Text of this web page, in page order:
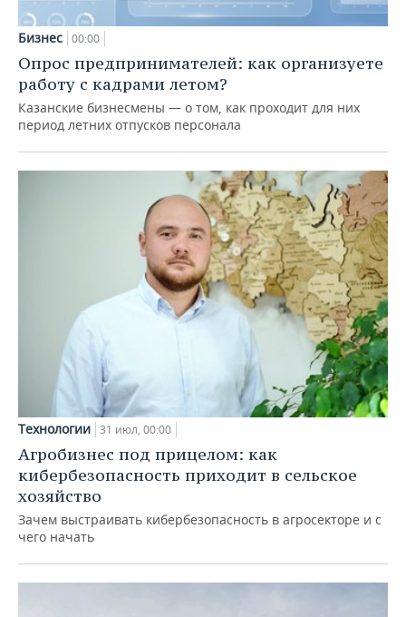
Бизнес 00:00
Опрос предпринимателей: как организуете
работу с кадрами летом?
Казанские бизнесмены — о том, как проходит для них
период летних отпусков персонала
Технологии 31 июл, 00:00
Агробизнес под прицелом: как
кибербезопасность приходит в сельское
хозяйство
Зачем выстраивать кибербезопасность в агросекторе и с
чего начать